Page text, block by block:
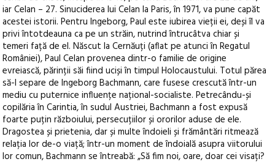
iar Celan – 27. Sinuciderea lui Celan la Paris, în 1971, va pune capăt
acestei istorii. Pentru Ingeborg, Paul este iubirea vieții ei, deși îl va
privi întotdeauna ca pe un străin, nutrind întrucâtva chiar și
temeri față de el. Născut la Cernăuți (aflat pe atunci în Regatul
României), Paul Celan provenea dintr-o familie de origine
evreiască, părinții săi fiind uciși în timpul Holocaustului. Totul părea
să-l separe de Ingeborg Bachmann, care fusese crescută într-un
mediu cu puternice influențe național-socialiste. Petrecându-și
copilăria în Carintia, în sudul Austriei, Bachmann a fost expusă
foarte puțin războiului, persecuțiilor și ororilor aduse de ele.
Dragostea și prietenia, dar și multe îndoieli și frământări ritmează
relația lor de-o viață; într-un moment de îndoială asupra viitorului
lor comun, Bachmann se întreabă: „Să fim noi, oare, doar cei visați?